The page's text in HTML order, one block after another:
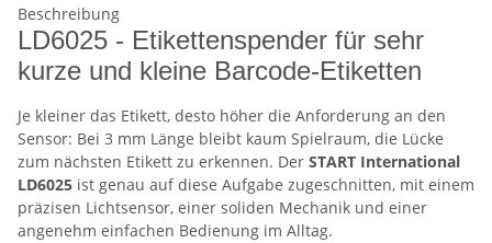
Beschreibung
LD6025 - Etikettenspender für sehr
kurze und kleine Barcode-Etiketten
Je kleiner das Etikett, desto höher die Anforderung an den
Sensor: Bei 3 mm Länge bleibt kaum Spielraum, die Lücke
zum nächsten Etikett zu erkennen. Der START International
LD6025 ist genau auf diese Aufgabe zugeschnitten, mit einem
präzisen Lichtsensor, einer soliden Mechanik und einer
angenehm einfachen Bedienung im Alltag.